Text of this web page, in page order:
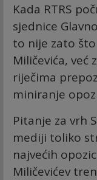
Kada RTRS
sjednice
to nije zato što
Miličevića, već
riječima
miniranje
Pitanje za vrh
mediji toliko
najvećih
Miličevićev